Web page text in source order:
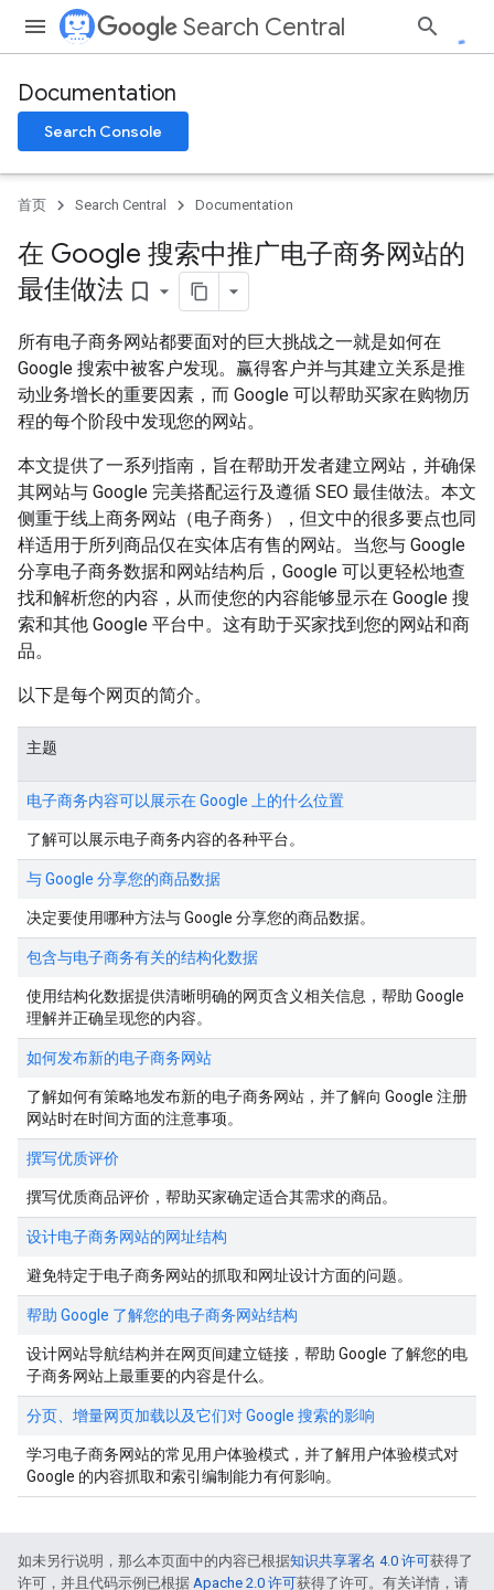
Search Central
Documentation
Search Console
首页 Search Central Documentation
在 Google 搜索中推广电子商务网站的
最佳做法 bookmark_border
所有电子商务网站都要面对的巨大挑战之一就是如何在
Google 搜索中被客户发现。赢得客户并与其建立关系是推
动业务增长的重要因素，而 Google 可以帮助买家在购物历
程的每个阶段中发现您的网站。
本文提供了一系列指南，旨在帮助开发者建立网站，并确保
其网站与 Google 完美搭配运行及遵循 SEO 最佳做法。本文
侧重于线上商务网站（电子商务），但文中的很多要点也同
样适用于所列商品仅在实体店有售的网站。当您与 Google
分享电子商务数据和网站结构后，Google 可以更轻松地查
找和解析您的内容，从而使您的内容能够显示在 Google 搜
索和其他 Google 平台中。这有助于买家找到您的网站和商
品。
以下是每个网页的简介。
主题
电子商务内容可以展示在 Google 上的什么位置
了解可以展示电子商务内容的各种平台。
与 Google 分享您的商品数据
决定要使用哪种方法与 Google 分享您的商品数据。
包含与电子商务有关的结构化数据
使用结构化数据提供清晰明确的网页含义相关信息，帮助 Google
理解并正确呈现您的内容。
如何发布新的电子商务网站
了解如何有策略地发布新的电子商务网站，并了解向 Google 注册
网站时在时间方面的注意事项。
撰写优质评价
撰写优质商品评价，帮助买家确定适合其需求的商品。
设计电子商务网站的网址结构
避免特定于电子商务网站的抓取和网址设计方面的问题。
帮助 Google 了解您的电子商务网站结构
设计网站导航结构并在网页间建立链接，帮助 Google 了解您的电
子商务网站上最重要的内容是什么。
分页、增量网页加载以及它们对 Google 搜索的影响
学习电子商务网站的常见用户体验模式，并了解用户体验模式对
Google 的内容抓取和索引编制能力有何影响。
如未另行说明，那么本页面中的内容已根据知识共享署名 4.0 许可获得了
许可，并且代码示例已根据 Apache 2.0 许可获得了许可。有关详情，请